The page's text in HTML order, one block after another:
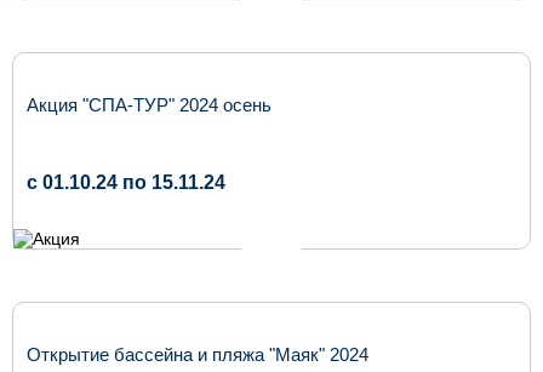
Акция "СПА-ТУР" 2024 осень
c 01.10.24 по 15.11.24
Открытие бассейна и пляжа "Маяк" 2024